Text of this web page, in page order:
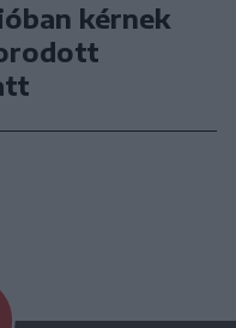
kérnek